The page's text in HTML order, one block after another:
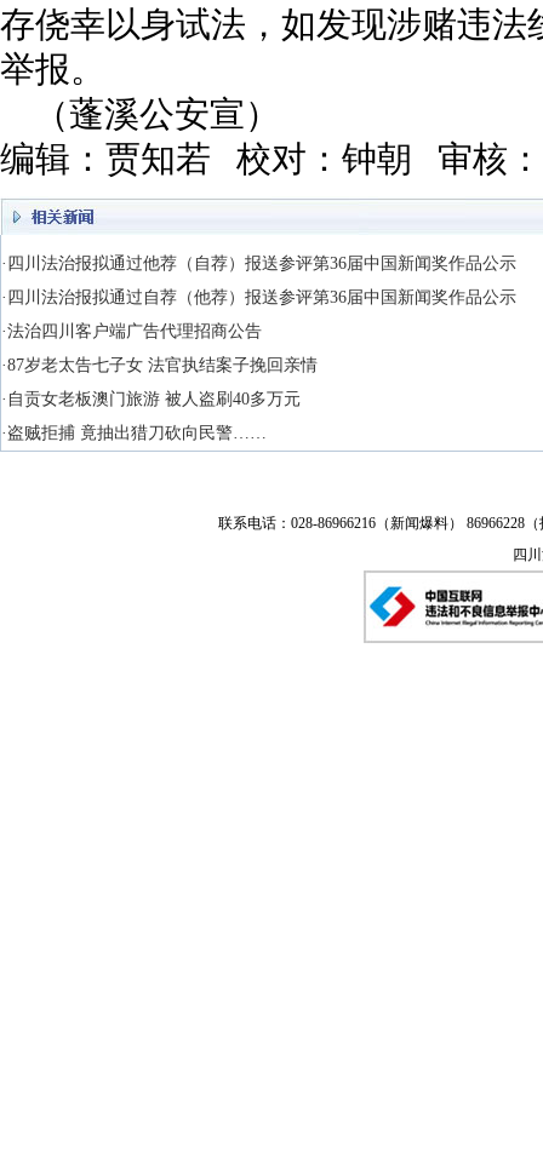
存侥幸以身试法，如发现涉赌违
举报。
（蓬溪公安宣）
编辑：贾知若 校对：钟朝 审核
·四川法治报拟通过他荐（自荐）报送参评第36届中国新闻奖作品公示
·四川法治报拟通过自荐（他荐）报送参评第36届中国新闻奖作品公示
·法治四川客户端广告代理招商公告
·87岁老太告七子女 法官执结案子挽回亲情
·自贡女老板澳门旅游 被人盗刷40多万元
·盗贼拒捕 竟抽出猎刀砍向民警……
联系电话：028-86966216（新闻爆料） 86966228
四